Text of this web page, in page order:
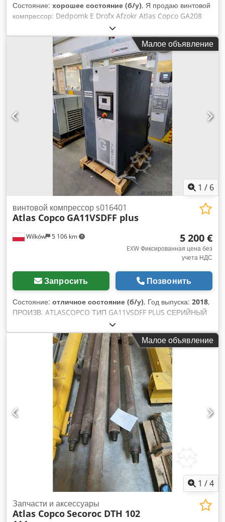
Состояние: хорошее состояние (б/у), Я продаю винтовой
компрессор: Dedpomk E Drofx Afzokr Atlas Copco GA208
PACK Двигатель - 18,5кВт, производительность - 2,6 м3/
мин, сжатый воздух макс.8 бар Размеры: 2200 x 1140 x
1250 мм 38370 рабочих часов Все в рабочем состоянии.
Малое объявление
1 / 6
Wilków 5 106 km
винтовой компрессор s016401
Atlas Copco GA11VSDFF plus
5 200 €
EXW Фиксированная цена без
учета НДС
Запросить Позвонить
Состояние: отличное состояние (б/у), Год выпуска: 2018,
ПРОИЗВ. ATLASCOPCO ТИП GA11VSDFF PLUS СЕРИЙНЫЙ
№ API265155 ГОД 2018 МОЩНОСТЬ (кВт) 11
ПРОИЗВОДИТЕЛЬНОСТЬ (м3/мин) 1,95 ДАВЛЕНИЕ (бар)
12,75 ЧАСЫ (ДОК/ОБЩИЕ) Dodpfxeyh Rxpj Afzokr
ПРЕОБРАЗОВАТЕЛЬ ЧАСТОТЫ да ВСТРОЕННЫЙ
ОСУШИТЕЛЬ да, R134a 0,39кг
Малое объявление
1 /4
Запчасти и аксессуары
Atlas CopcoSecoroc DTH 102